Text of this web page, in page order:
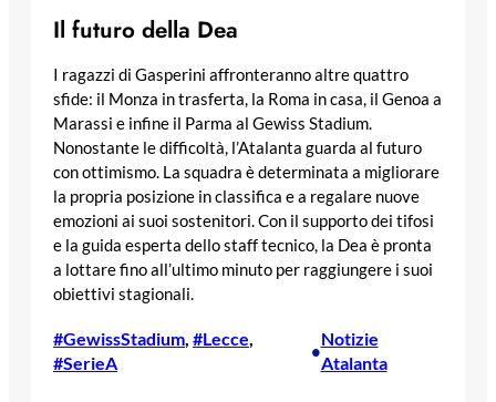
Il futuro della Dea
I ragazzi di Gasperini affronteranno altre quattro
sfide: il Monza in trasferta, la Roma in casa, il Genoa a
Marassi e infine il Parma al Gewiss Stadium.
Nonostante le difficoltà, l’Atalanta guarda al futuro
con ottimismo. La squadra è determinata a migliorare
la propria posizione in classifica e a regalare nuove
emozioni ai suoi sostenitori. Con il supporto dei tifosi
e la guida esperta dello staff tecnico, la Dea è pronta
a lottare fino all’ultimo minuto per raggiungere i suoi
obiettivi stagionali.
#GewissStadium, #Lecce
#SerieA
•
Notizie
Atalanta